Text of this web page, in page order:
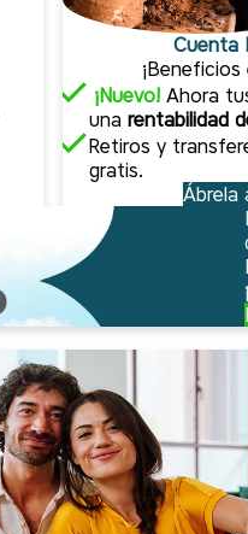
Cuenta
¡Nuevo! Ahora
unarentabilidad
Retiros y
gratis.
Ábrela